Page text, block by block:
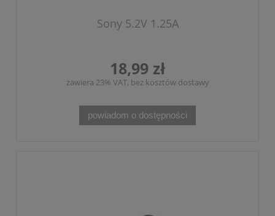
Sony 5.2V 1.25A
18,99 zł
zawiera 23% VAT, bez kosztów dostawy
powiadom o dostępności